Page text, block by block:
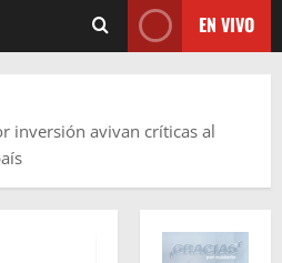
EN VIVO
inversión avivan críticas al